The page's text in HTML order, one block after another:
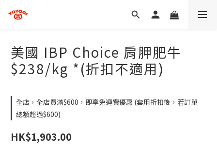
美國 IBP Choice 肩胛肥牛
$238/kg *(折扣不適用)
全店，全店買滿$600，即享免運費優惠 (套用折扣後，若訂單
總額超過$600)
HK$1,903.00